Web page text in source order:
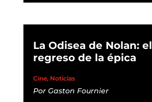
La Odisea de Nolan: el
regreso de la épica
Cine, Noticias
Por Gaston Fournier